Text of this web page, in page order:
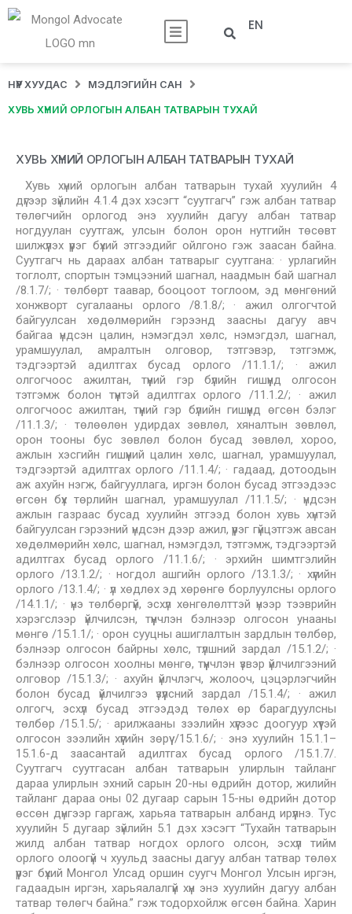
EN
НҮҮР ХУУДАС МЭДЛЭГИЙН САН
ХУВЬ ХҮНИЙ ОРЛОГЫН АЛБАН ТАТВАРЫН ТУХАЙ
ХУВЬ ХҮНИЙ ОРЛОГЫН АЛБАН ТАТВАРЫН ТУХАЙ
Хувь хүний орлогын албан татварын тухай хуулийн 4
дүгээр зүйлийн 4.1.4 дэх хэсэгт “суутгагч” гэж албан татвар
төлөгчийн орлогод энэ хуулийн дагуу албан татвар
ногдуулан суутгаж, улсын болон орон нутгийн төсөвт
шилжүүлэх үүрэг бүхий этгээдийг ойлгоно гэж заасан байна.
Суутгагч нь дараах албан татварыг суутгана: · урлагийн
тоглолт, спортын тэмцээний шагнал, наадмын бай шагнал
/8.1.7/; · төлбөрт таавар, бооцоот тоглоом, эд мөнгөний
хонжворт сугалааны орлого /8.1.8/; · ажил олгогчтой
байгуулсан хөдөлмөрийн гэрээнд заасны дагуу авч
байгаа үндсэн цалин, нэмэгдэл хөлс, нэмэгдэл, шагнал,
урамшуулал, амралтын олговор, тэтгэвэр, тэтгэмж,
тэдгээртэй адилтгах бусад орлого /11.1.1/; · ажил
олгогчоос ажилтан, түүний гэр бүлийн гишүүнд олгосон
тэтгэмж болон түүнтэй адилтгах орлого /11.1.2/; · ажил
олгогчоос ажилтан, түүний гэр бүлийн гишүүнд өгсөн бэлэг
/11.1.3/; · төлөөлөн удирдах зөвлөл, хяналтын зөвлөл,
орон тооны бус зөвлөл болон бусад зөвлөл, хороо,
ажлын хэсгийн гишүүний цалин хөлс, шагнал, урамшуулал,
тэдгээртэй адилтгах орлого /11.1.4/; · гадаад, дотоодын
аж ахуйн нэгж, байгууллага, иргэн болон бусад этгээдээс
өгсөн бүх төрлийн шагнал, урамшуулал /11.1.5/; · үндсэн
ажлын газраас бусад хуулийн этгээд болон хувь хүнтэй
байгуулсан гэрээний үндсэн дээр ажил, үүрэг гүйцэтгэж авсан
хөдөлмөрийн хөлс, шагнал, нэмэгдэл, тэтгэмж, тэдгээртэй
адилтгах бусад орлого /11.1.6/; · эрхийн шимтгэлийн
орлого /13.1.2/; · ногдол ашгийн орлого /13.1.3/; · хүүгийн
орлого /13.1.4/; · үл хөдлөх эд хөрөнгө борлуулсны орлого
/14.1.1/; · үнэ төлбөргүй, эсхүл хөнгөлөлттэй үнээр тээврийн
хэрэгслээр үйлчилсэн, түүнчлэн бэлнээр олгосон унааны
мөнгө /15.1.1/; · орон сууцны ашиглалтын зардлын төлбөр,
бэлнээр олгосон байрны хөлс, түлшний зардал /15.1.2/; ·
бэлнээр олгосон хоолны мөнгө, түүнчлэн үзвэр үйлчилгээний
олговор /15.1.3/; · ахуйн үйлчлэгч, жолооч, цэцэрлэгчийн
болон бусад үйлчилгээ үзүүлсний зардал /15.1.4/; · ажил
олгогч, эсхүл бусад этгээдэд төлөх өр барагдуулсны
төлбөр /15.1.5/; · арилжааны зээлийн хүүгээс доогуур хүүтэй
олгосон зээлийн хүүгийн зөрүү /15.1.6/; · энэ хуулийн 15.1.1–
15.1.6-д заасантай адилтгах бусад орлого /15.1.7/.
Суутгагч суутгасан албан татварын улирлын тайланг
дараа улирлын эхний сарын 20-ны өдрийн дотор, жилийн
тайланг дараа оны 02 дугаар сарын 15-ны өдрийн дотор
өссөн дүнгээр гаргаж, харьяа татварын албанд ирүүлнэ. Тус
хуулийн 5 дугаар зүйлийн 5.1 дэх хэсэгт “Тухайн татварын
жилд албан татвар ногдох орлого олсон, эсхүл тийм
орлого олоогүй ч хуульд заасны дагуу албан татвар төлөх
үүрэг бүхий Монгол Улсад оршин суугч Монгол Улсын иргэн,
гадаадын иргэн, харьяалалгүй хүн энэ хуулийн дагуу албан
татвар төлөгч байна.” гэж тодорхойлж өгсөн байна. Харин